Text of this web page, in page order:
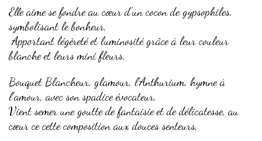
Elle aime se fondre au cœur d’un cocon de gypsophiles,
symbolisant le bonheur,
Apportant légèreté et luminosité grâce à leur couleur
blanche et leurs mini fleurs,
Bouquet Blancheur, glamour, l’Anthurium, hymne à
l’amour, avec son spadice évocateur,
Vient semer une goutte de fantaisie et de délicatesse, au
cœur ce cette composition aux douces senteurs,